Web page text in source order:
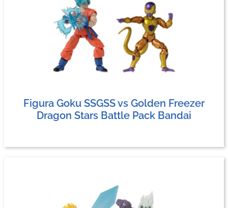
Figura Goku SSGSS vs Golden Freezer
Dragon Stars Battle Pack Bandai